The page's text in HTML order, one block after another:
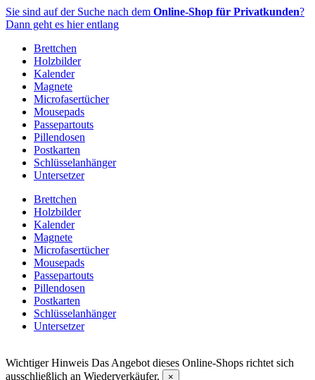
Zum
Inhalt
Sie sind auf der Suche nach dem Online-Shop für Privatkunden?
Dann geht es hier entlang
Brettchen
Holzbilder
Kalender
Magnete
Microfasertücher
Mousepads
Passepartouts
Pillendosen
Postkarten
Schlüsselanhänger
Untersetzer
Brettchen
Holzbilder
Kalender
Magnete
Microfasertücher
Mousepads
Passepartouts
Pillendosen
Postkarten
Schlüsselanhänger
Untersetzer
Wichtiger Hinweis Das Angebot dieses Online-Shops richtet sich
ausschließlich an Wiederverkäufer.
×